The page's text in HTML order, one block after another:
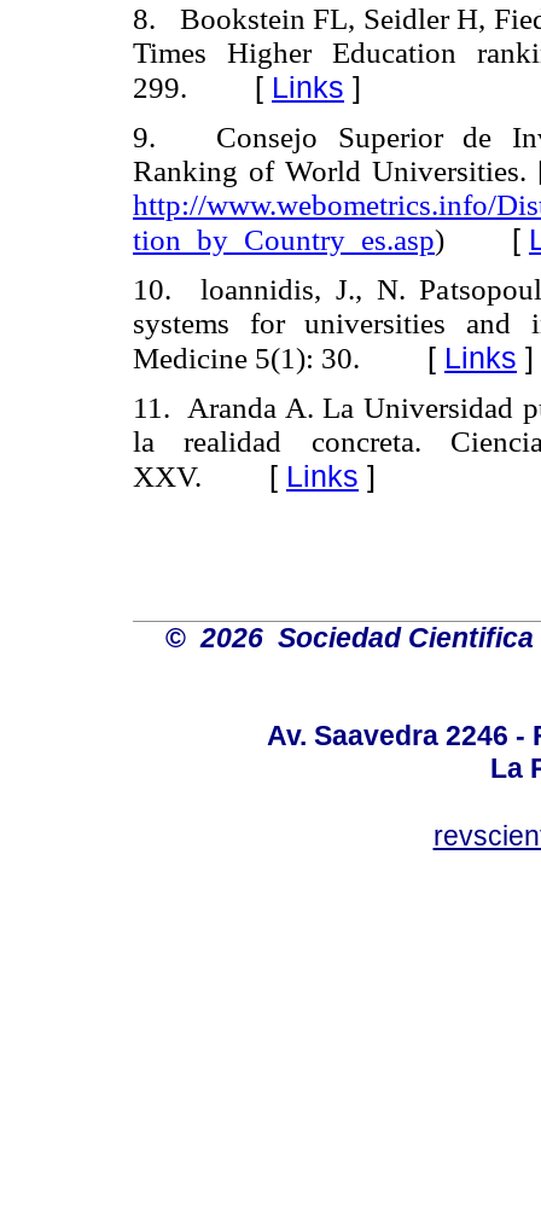
8. Bookstein FL, Seidler H,
Times Higher Education
299. [ Links ]
9. Consejo Superior de
Ranking of World Universities.
http://www.webometrics.info/
tion_by_Country_es.asp) [
10. loannidis, J., N.
systems for universities and
Medicine 5(1): 30. [ Links ]
11. Aranda A. La Universidad
la realidad concreta.
XXV. [ Links ]
© 2026 Sociedad Cientifica
Av. Saavedra 2246
La